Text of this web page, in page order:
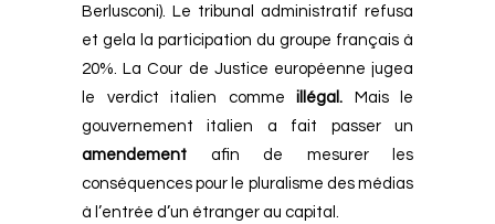
Berlusconi). Le tribunal administratif refusa
et gela la participation du groupe français à
20%. La Cour de Justice européenne jugea
le verdict italien comme illégal.
Mais le
gouvernement italien a fait passer un
amendement afin de mesurer les
conséquences pour le pluralisme des médias
à l’entrée d’un étranger au capital.